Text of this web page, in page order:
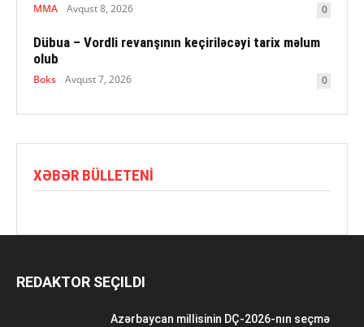
MMA Avqust 8, 2026 0
Dübua – Vordli revanşının keçiriləcəyi tarix məlum
olub
Boks Avqust 7, 2026 0
XƏBƏR BÜLLETENI
REDAKTOR SEÇILDI
Azərbaycan millisinin DÇ-2026-nın seçmə